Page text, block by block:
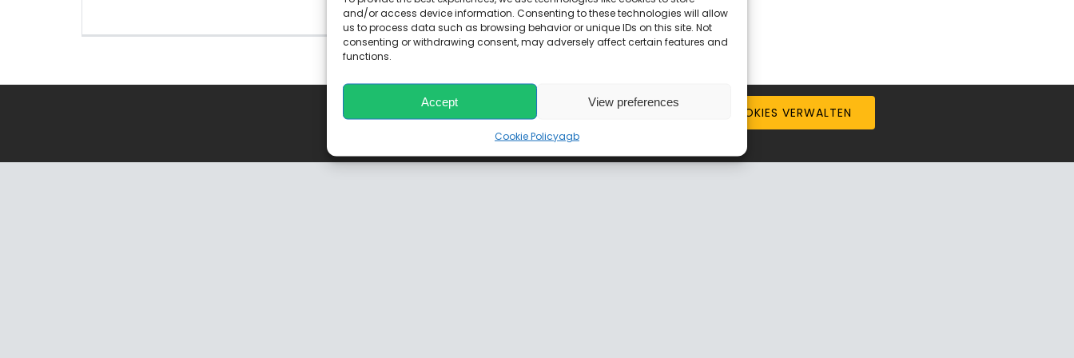
and/or access device information. Consenting to these technologies will allow
us to process data such as browsing behavior or unique IDs on this site. Not
consenting or withdrawing consent, may adversely affect certain features and
functions.
Accept View preferences
Cookie Policyagb
© Copyright 2002 - 2026 | Autokreta | All Rights
Reserved | Powered by S.K
COOKIES VERWALTEN